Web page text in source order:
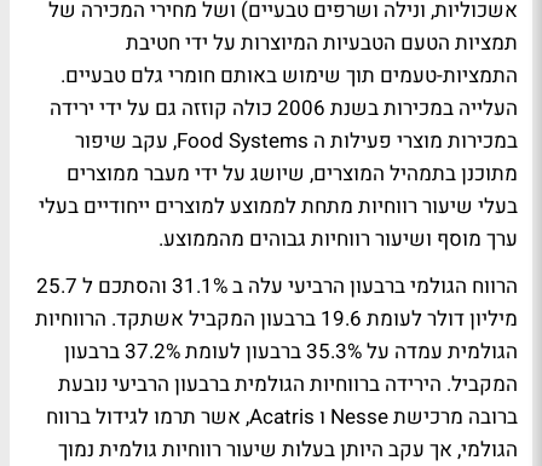
אשכוליות, ונילה ושרפים טבעיים) ושל מחירי המכירה של
תמציות הטעם הטבעיות המיוצרות על ידי חטיבת
התמציות-טעמים תוך שימוש באותם חומרי גלם טבעיים.
העלייה במכירות בשנת 2006 כולה קוזזה גם על ידי ירידה
במכירות מוצרי פעילות ה Food Systems, עקב שיפור
מתוכנן בתמהיל המוצרים, שיושג על ידי מעבר ממוצרים
בעלי שיעור רווחיות מתחת לממוצע למוצרים ייחודיים בעלי
ערך מוסף ושיעור רווחיות גבוהים מהממוצע.
הרווח הגולמי ברבעון הרביעי עלה ב 31.1% והסתכם ל 25.7
מיליון דולר לעומת 19.6 ברבעון המקביל אשתקד. הרווחיות
הגולמית עמדה על 35.3% ברבעון לעומת 37.2% ברבעון
המקביל. הירידה ברווחיות הגולמית ברבעון הרביעי נובעת
ברובה מרכישת Nesse ו Acatris, אשר תרמו לגידול ברווח
הגולמי, אך עקב היותן בעלות שיעור רווחיות גולמית נמוך